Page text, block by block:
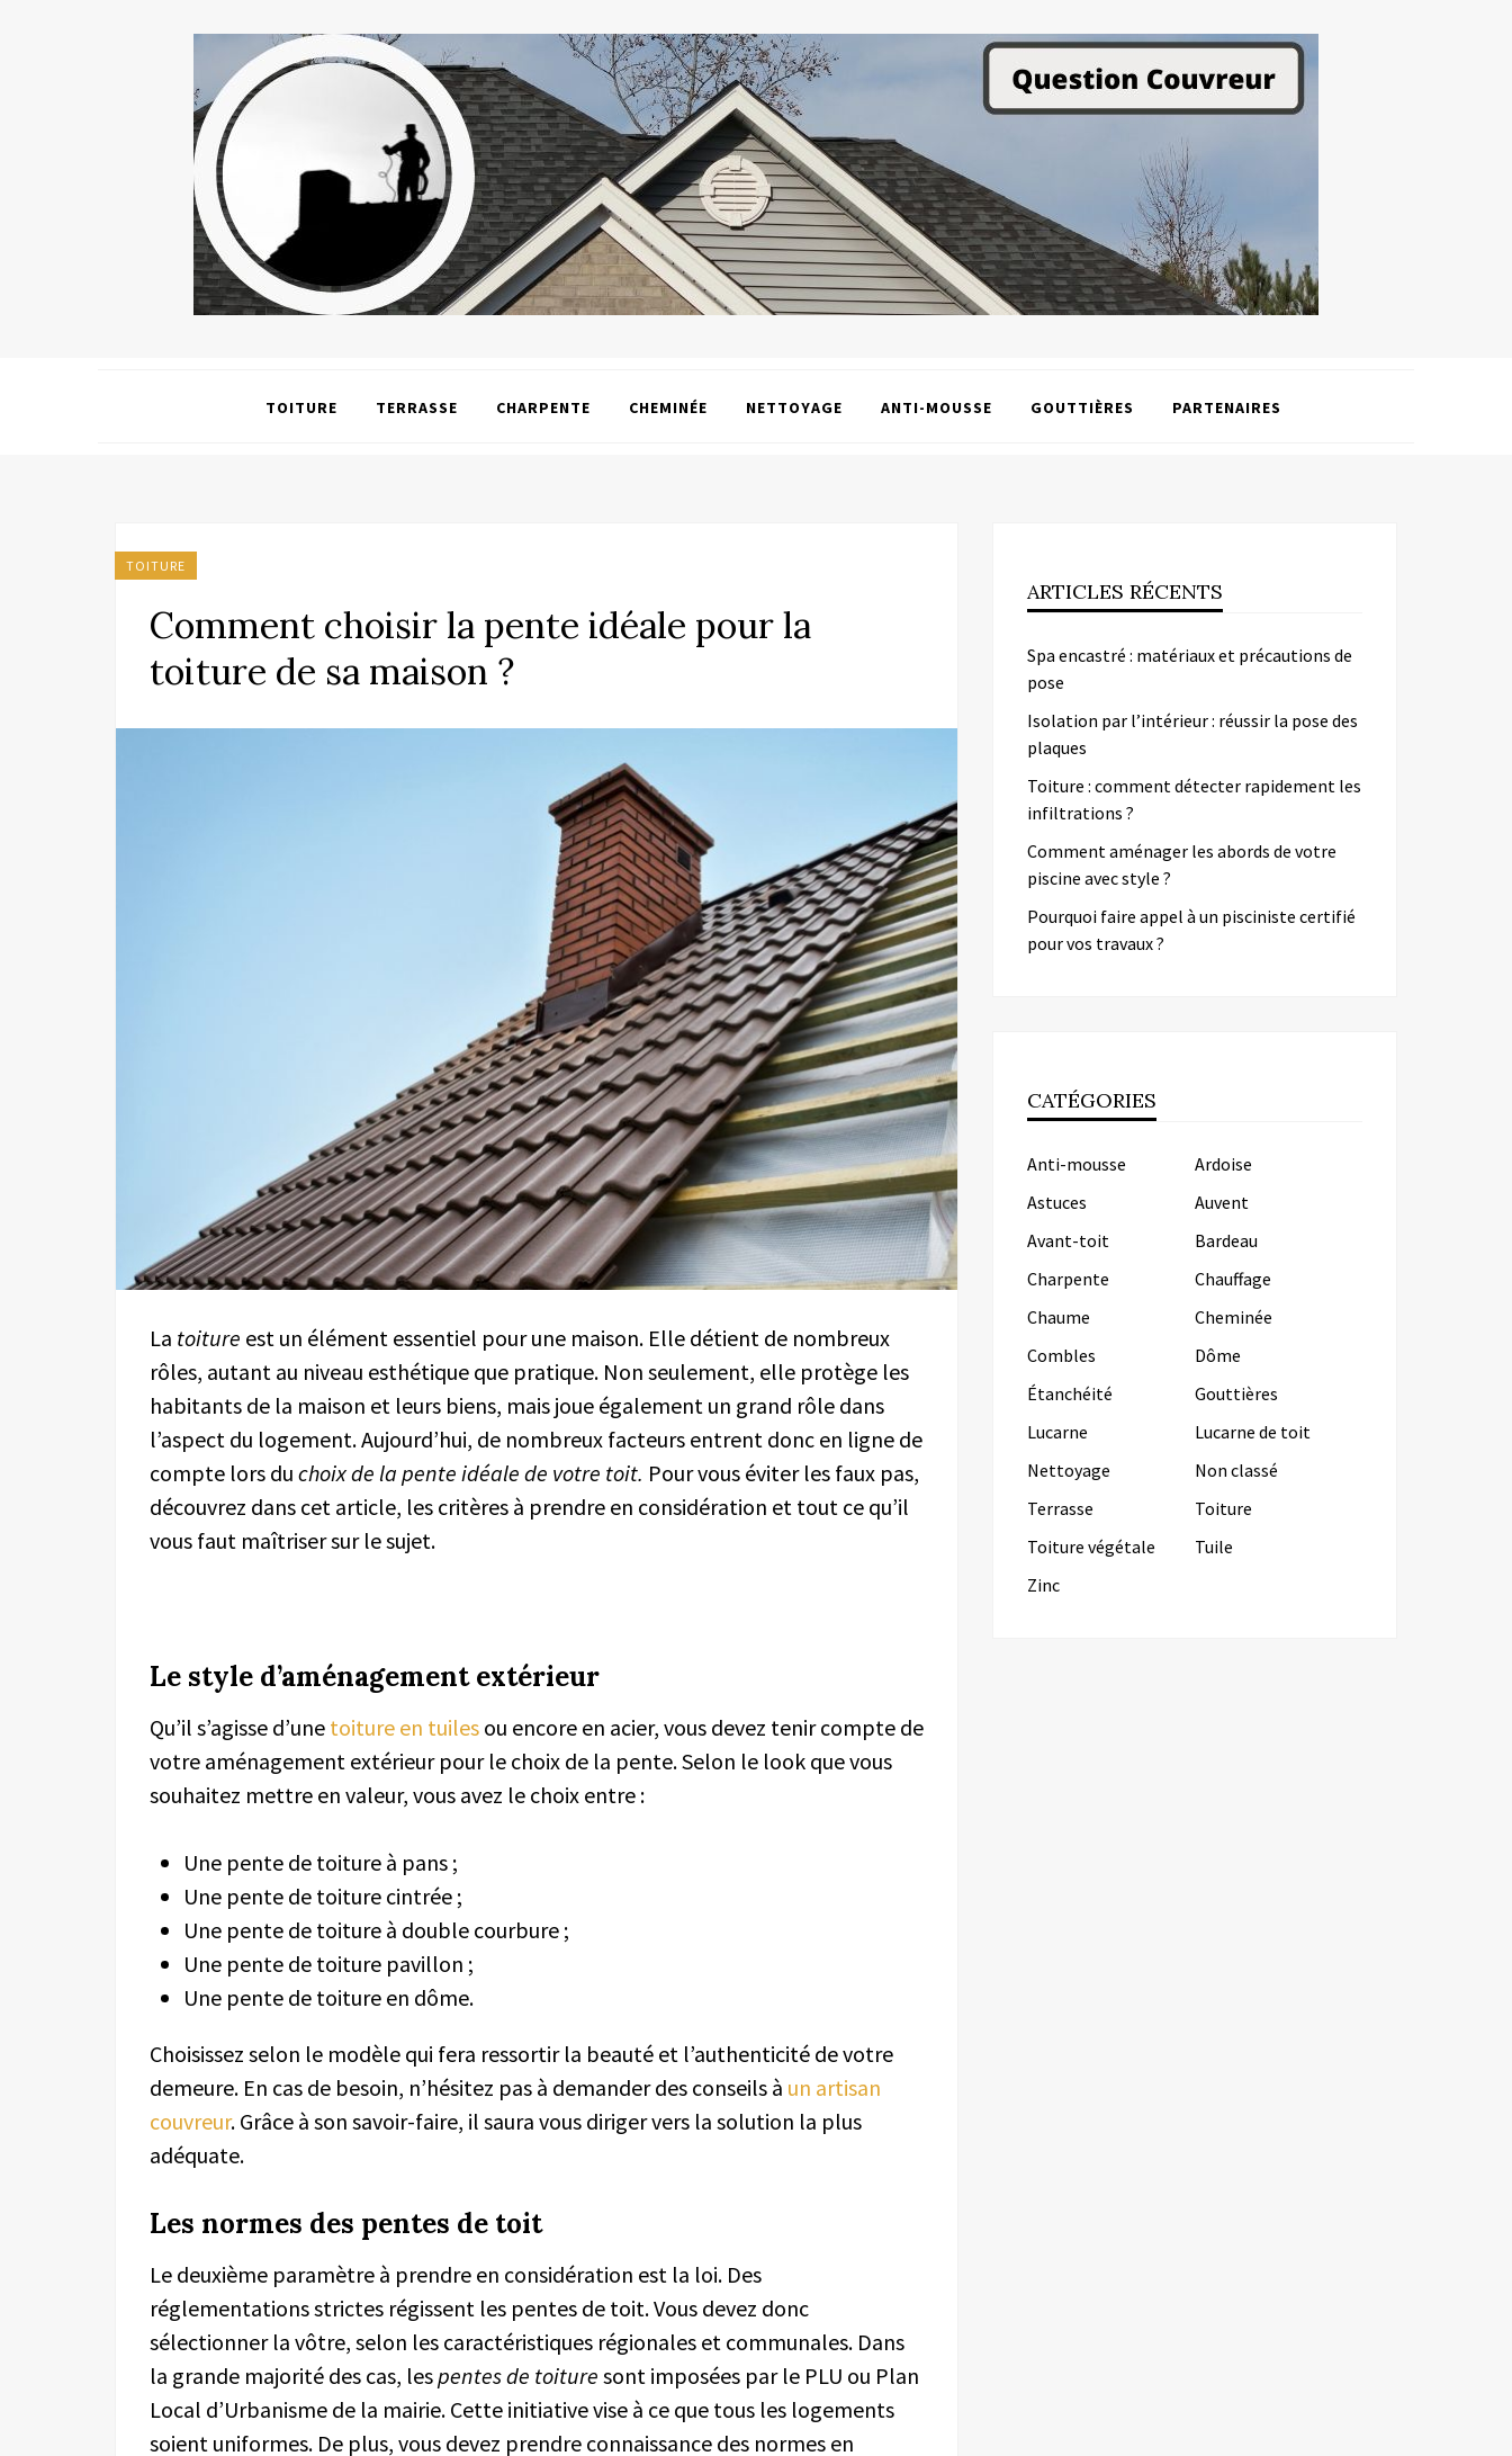
TOITURE TERRASSE CHARPENTE CHEMINÉE NETTOYAGE ANTI-MOUSSE GOUTTIÈRES PARTENAIRES
TOITURE
Comment choisir la pente idéale pour la
toiture de sa maison ?
La toiture est un élément essentiel pour une maison. Elle détient de nombreux
rôles, autant au niveau esthétique que pratique. Non seulement, elle protège les
habitants de la maison et leurs biens, mais joue également un grand rôle dans
l’aspect du logement. Aujourd’hui, de nombreux facteurs entrent donc en ligne de
compte lors du choix de la pente idéale de votre toit. Pour vous éviter les faux pas,
découvrez dans cet article, les critères à prendre en considération et tout ce qu’il
vous faut maîtriser sur le sujet.
Le style d’aménagement extérieur
Qu’il s’agisse d’une toiture en tuiles ou encore en acier, vous devez tenir compte de
votre aménagement extérieur pour le choix de la pente. Selon le look que vous
souhaitez mettre en valeur, vous avez le choix entre :
Une pente de toiture à pans ;
Une pente de toiture cintrée ;
Une pente de toiture à double courbure ;
Une pente de toiture pavillon ;
Une pente de toiture en dôme.
Choisissez selon le modèle qui fera ressortir la beauté et l’authenticité de votre
demeure. En cas de besoin, n’hésitez pas à demander des conseils à un artisan
couvreur. Grâce à son savoir-faire, il saura vous diriger vers la solution la plus
adéquate.
Les normes des pentes de toit
Le deuxième paramètre à prendre en considération est la loi. Des
réglementations strictes régissent les pentes de toit. Vous devez donc
sélectionner la vôtre, selon les caractéristiques régionales et communales. Dans
la grande majorité des cas, lespentes de toiture sont imposées par le PLU ou Plan
Local d’Urbanisme de la mairie. Cette initiative vise à ce que tous les logements
soient uniformes. De plus, vous devez prendre connaissance des normes en
ARTICLES RÉCENTS
Spa encastré : matériaux et précautions de
pose
Isolation par l’intérieur : réussir la pose des
plaques
Toiture : comment détecter rapidement les
infiltrations ?
Comment aménager les abords de votre
piscine avec style ?
Pourquoi faire appel à un pisciniste certifié
pour vos travaux ?
CATÉGORIES
Anti-mousse
Ardoise
Astuces
Auvent
Avant-toit
Bardeau
Charpente
Chauffage
Chaume
Cheminée
Combles
Dôme
Étanchéité
Gouttières
Lucarne
Lucarne de toit
Nettoyage
Non classé
Terrasse
Toiture
Toiture végétale
Tuile
Zinc